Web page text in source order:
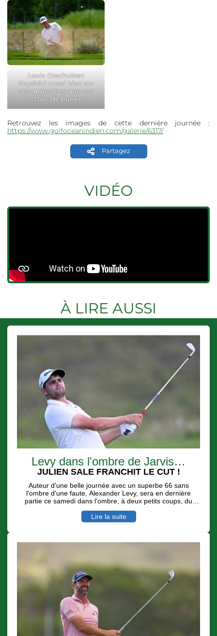
Louis Oosthuizen
impérial aussi bien sur
ses approches que ses
sorties de bunker
Retrouvez les images de cette dernière journée :
https://www.golfoceanindien.com/galerie/6317/
Partagez
VIDÉO
À LIRE AUSSI
Levy dans l'ombre de Jarvis…
JULIEN SALE FRANCHIT LE CUT !
Auteur d'une belle journée avec un superbe 66 sans
l'ombre d'une faute, Alexander Levy, sera en dernière
partie ce samedi dans l'ombre, à deux petits coups, du
difficiles et dignes d'un Links. Le Réunionnais Julien Sale
au su - avec 7 birdies pour deux boggeys - se remettre en
Lire la suite